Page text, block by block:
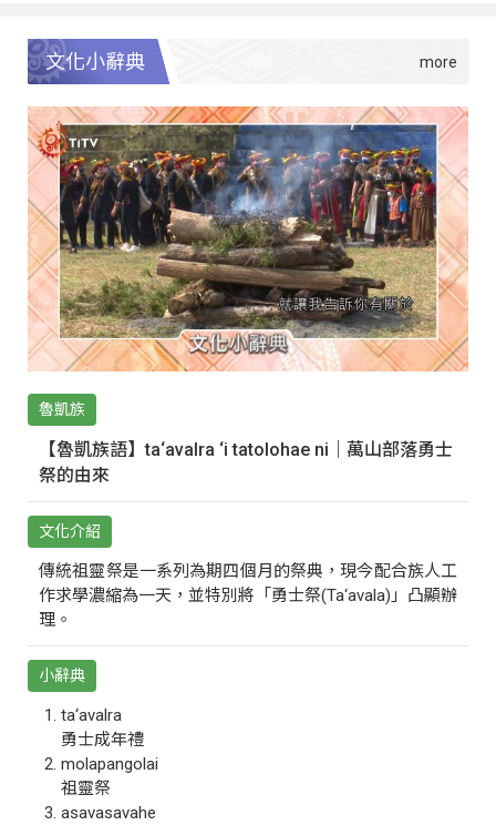
文化小辭典
魯凱族
【魯凱族語】ta‘avalra ‘i tatolohae ni｜萬山部落勇士
祭的由來
文化介紹
傳統祖靈祭是一系列為期四個月的祭典，現今配合族人工
作求學濃縮為一天，並特別將「勇士祭(Ta‘avala)」凸顯辦
理。
小辭典
ta‘avalra
勇士成年禮
molapangolai
祖靈祭
asavasavahe